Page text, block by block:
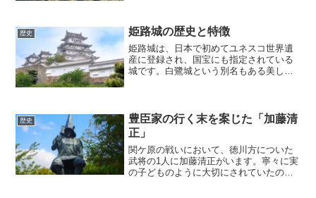
ません。今回は、浅井長政の...
歴史 姫路城の歴史と特徴
姫路城は、日本で初めてユネスコ世界遺
産に登録され、国宝にも指定されている
城です。白鷺城という別名もある美しい
しょうか？姫路城の歴史...
歴史
豊臣家の行く末を案じた「加藤清
正」
関ケ原の戦いにおいて、徳川方についた
武将の1人に加藤清正がいます。寧々に実
の子どものように大切にされていたので